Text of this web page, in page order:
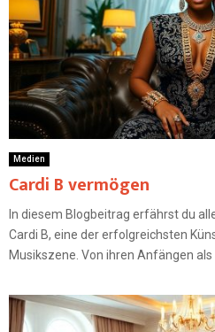
Medien
Cardi B vermögen
In diesem Blogbeitrag erfährst du
Cardi B, eine der erfolgreichsten
Musikszene. Von ihren Anfängen als